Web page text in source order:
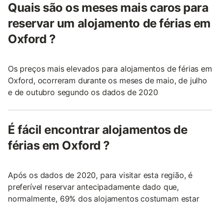
Quais são os meses mais caros para
reservar um alojamento de férias em
Oxford ?
Os preços mais elevados para alojamentos de férias em
Oxford, ocorreram durante os meses de maio, de julho
e de outubro segundo os dados de 2020
É fácil encontrar alojamentos de
férias em Oxford ?
Após os dados de 2020, para visitar esta região, é
preferível reservar antecipadamente dado que,
normalmente, 69% dos alojamentos costumam estar